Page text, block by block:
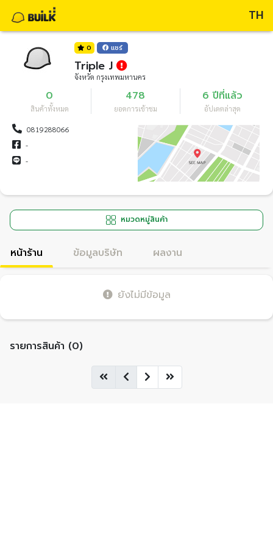
TH
0 แชร์
Triple J
จังหวัด กรุงเทพมหานคร
0
สินค้าทั้งหมด
478
ยอดการเข้าชม
6 ปีที่แล้ว
อัปเดตล่าสุด
0819288066
-
-
หมวดหมู่สินค้า
หน้าร้าน ข้อมูลบริษัท ผลงาน
ยังไม่มีข้อมูล
รายการสินค้า (0)